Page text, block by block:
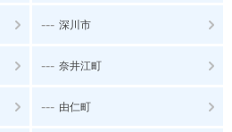
--- 深川市
--- 奈井江町
--- 由仁町